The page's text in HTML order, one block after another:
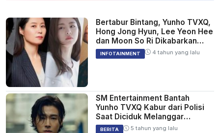
Bertabur Bintang, Yunho TVXQ,
Hong Jong Hyun, Lee Yeon Hee
dan Moon So Ri Dikabarkan
Bakal Bermain di Drakor "Race"
INFOTAINMENT 4 tahun yang lalu
SM Entertainment Bantah
Yunho TVXQ Kabur dari Polisi
Saat Diciduk Melanggar
Peraturan Jaga Jarak COVID-19
BERITA 5 tahun yang lalu